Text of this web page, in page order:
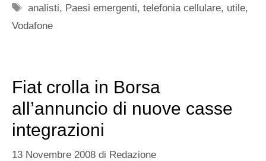
Tag
analisti, Paesi emergenti,telefonia cellulare, utile,
Vodafone
Fiat crolla in Borsa
all’annuncio di nuove casse
integrazioni
13 Novembre 2008 di Redazione